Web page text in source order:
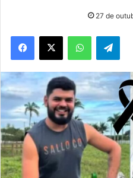
27 de
WhatsApp